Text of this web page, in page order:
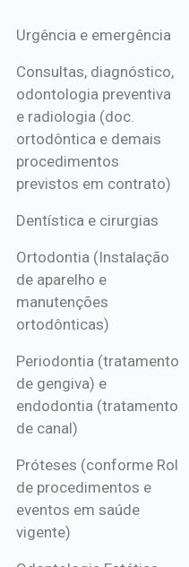
*Procedimentos Amil
Urgência e emergência
Consultas, diagnóstico,
odontologia preventiva
e radiologia (doc.
ortodôntica e demais
procedimentos
previstos em contrato)
Dentística e cirurgias
Ortodontia (Instalação
de aparelho e
manutenções
ortodônticas)
Periodontia (tratamento
de gengiva) e
endodontia (tratamento
de canal)
Próteses (conforme Rol
de procedimentos e
eventos em saúde
vigente)